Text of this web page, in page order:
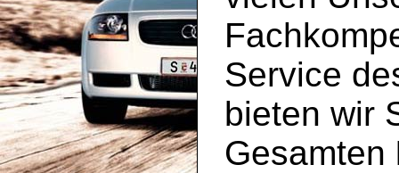
Service
bieten wir
Gesamten